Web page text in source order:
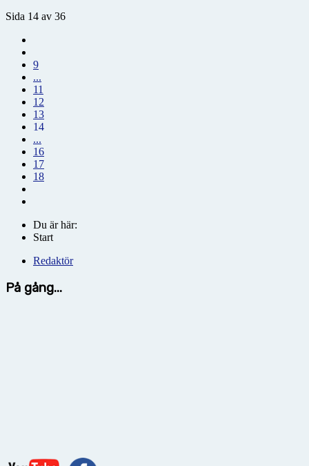
Sida 14 av 36
9
...
11
12
13
14
...
16
17
18
Du är här:
Start
Redaktör
På gång...